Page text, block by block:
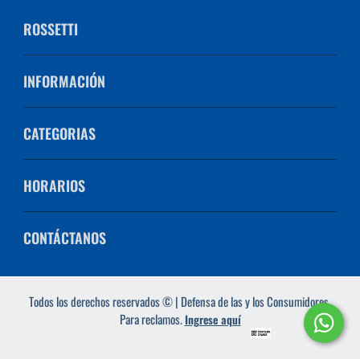
ROSSETTI
INFORMACIÓN
CATEGORIAS
HORARIOS
CONTÁCTANOS
Todos los derechos reservados © | Defensa de las y los Consumidores.
Para reclamos.Ingrese aquí